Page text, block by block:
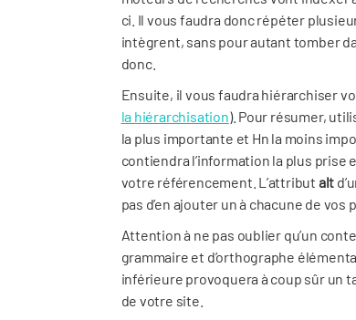
ci. Il vous faudra donc répéter
intègrent, sans pour autant tomber
donc.
Ensuite, il vous faudra hiérarchiser
la hiérarchisation). Pour résumer,
la plus importante et Hn la moins
contiendra l’information la plus
votre référencement. L’attribut alt
pas d’en ajouter un à chacune de vos
Attention à ne pas oublier qu’un
grammaire et d’orthographe
inférieure provoquera à coup sûr un
de votre site.